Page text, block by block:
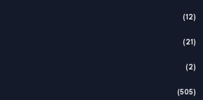
(12)
(21)
(2)
(505)